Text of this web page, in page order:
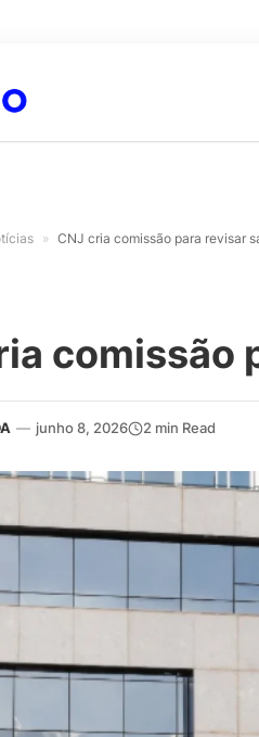
» CNJ cria comissão para revisar
comissão
— junho 8, 2026 2 min Read